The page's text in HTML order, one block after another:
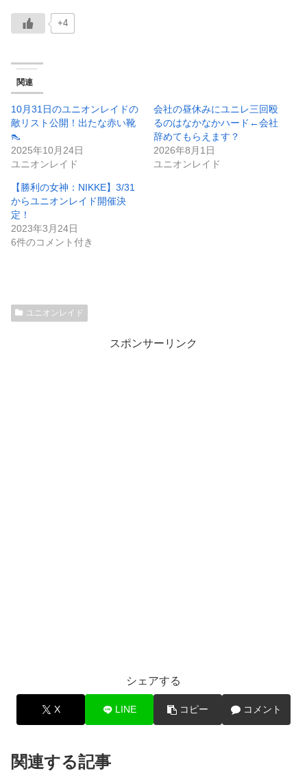
+4
関連
10月31日のユニオンレイドの
敵リスト公開！出たな赤い靴
👠
2025年10月24日
ユニオンレイド
会社の昼休みにユニレ三回殴
るのはなかなかハード←会社
辞めてもらえます？
2026年8月1日
ユニオンレイド
【勝利の女神：NIKKE】3/31
からユニオンレイド開催決
定！
2023年3月24日
6件のコメント付き
ユニオンレイド
スポンサーリンク
シェアする
X LINE コピー コメント
関連する記事